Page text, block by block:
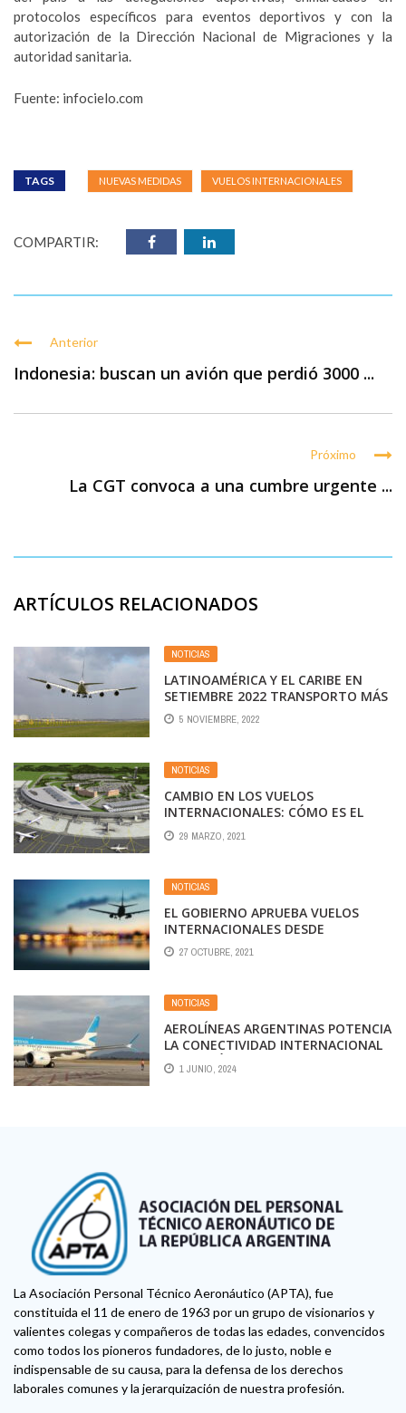
protocolos específicos para eventos deportivos y con la
autorización de la Dirección Nacional de Migraciones y la
autoridad sanitaria.
Fuente: infocielo.com
TAGS NUEVAS MEDIDAS VUELOS INTERNACIONALES
COMPARTIR:
Anterior
Indonesia: buscan un avión que perdió 3000 ...
Próximo
La CGT convoca a una cumbre urgente ...
ARTÍCULOS RELACIONADOS
NOTICIAS
LATINOAMÉRICA Y EL CARIBE EN
SETIEMBRE 2022 TRANSPORTO MÁS
PASAJEROS QUE EN EL MISMO MES
2019
5 NOVIEMBRE, 2022
NOTICIAS
CAMBIO EN LOS VUELOS
INTERNACIONALES: CÓMO ES EL
NUEVO CRONOGRAMA DISPUESTO
POR LA ANAC
29 MARZO, 2021
NOTICIAS
EL GOBIERNO APRUEBA VUELOS
INTERNACIONALES DESDE
NOVIEMBRE HASTA FIN DE AÑO
27 OCTUBRE, 2021
NOTICIAS
AEROLÍNEAS ARGENTINAS POTENCIA
LA CONECTIVIDAD INTERNACIONAL
DESDE CÓRDOBA CON NUEVAS
RUTAS
1 JUNIO, 2024
La Asociación Personal Técnico Aeronáutico (APTA), fue
constituida el 11 de enero de 1963 por un grupo de visionarios y
valientes colegas y compañeros de todas las edades, convencidos
como todos los pioneros fundadores, de lo justo, noble e
indispensable de su causa, para la defensa de los derechos
laborales comunes y la jerarquización de nuestra profesión.